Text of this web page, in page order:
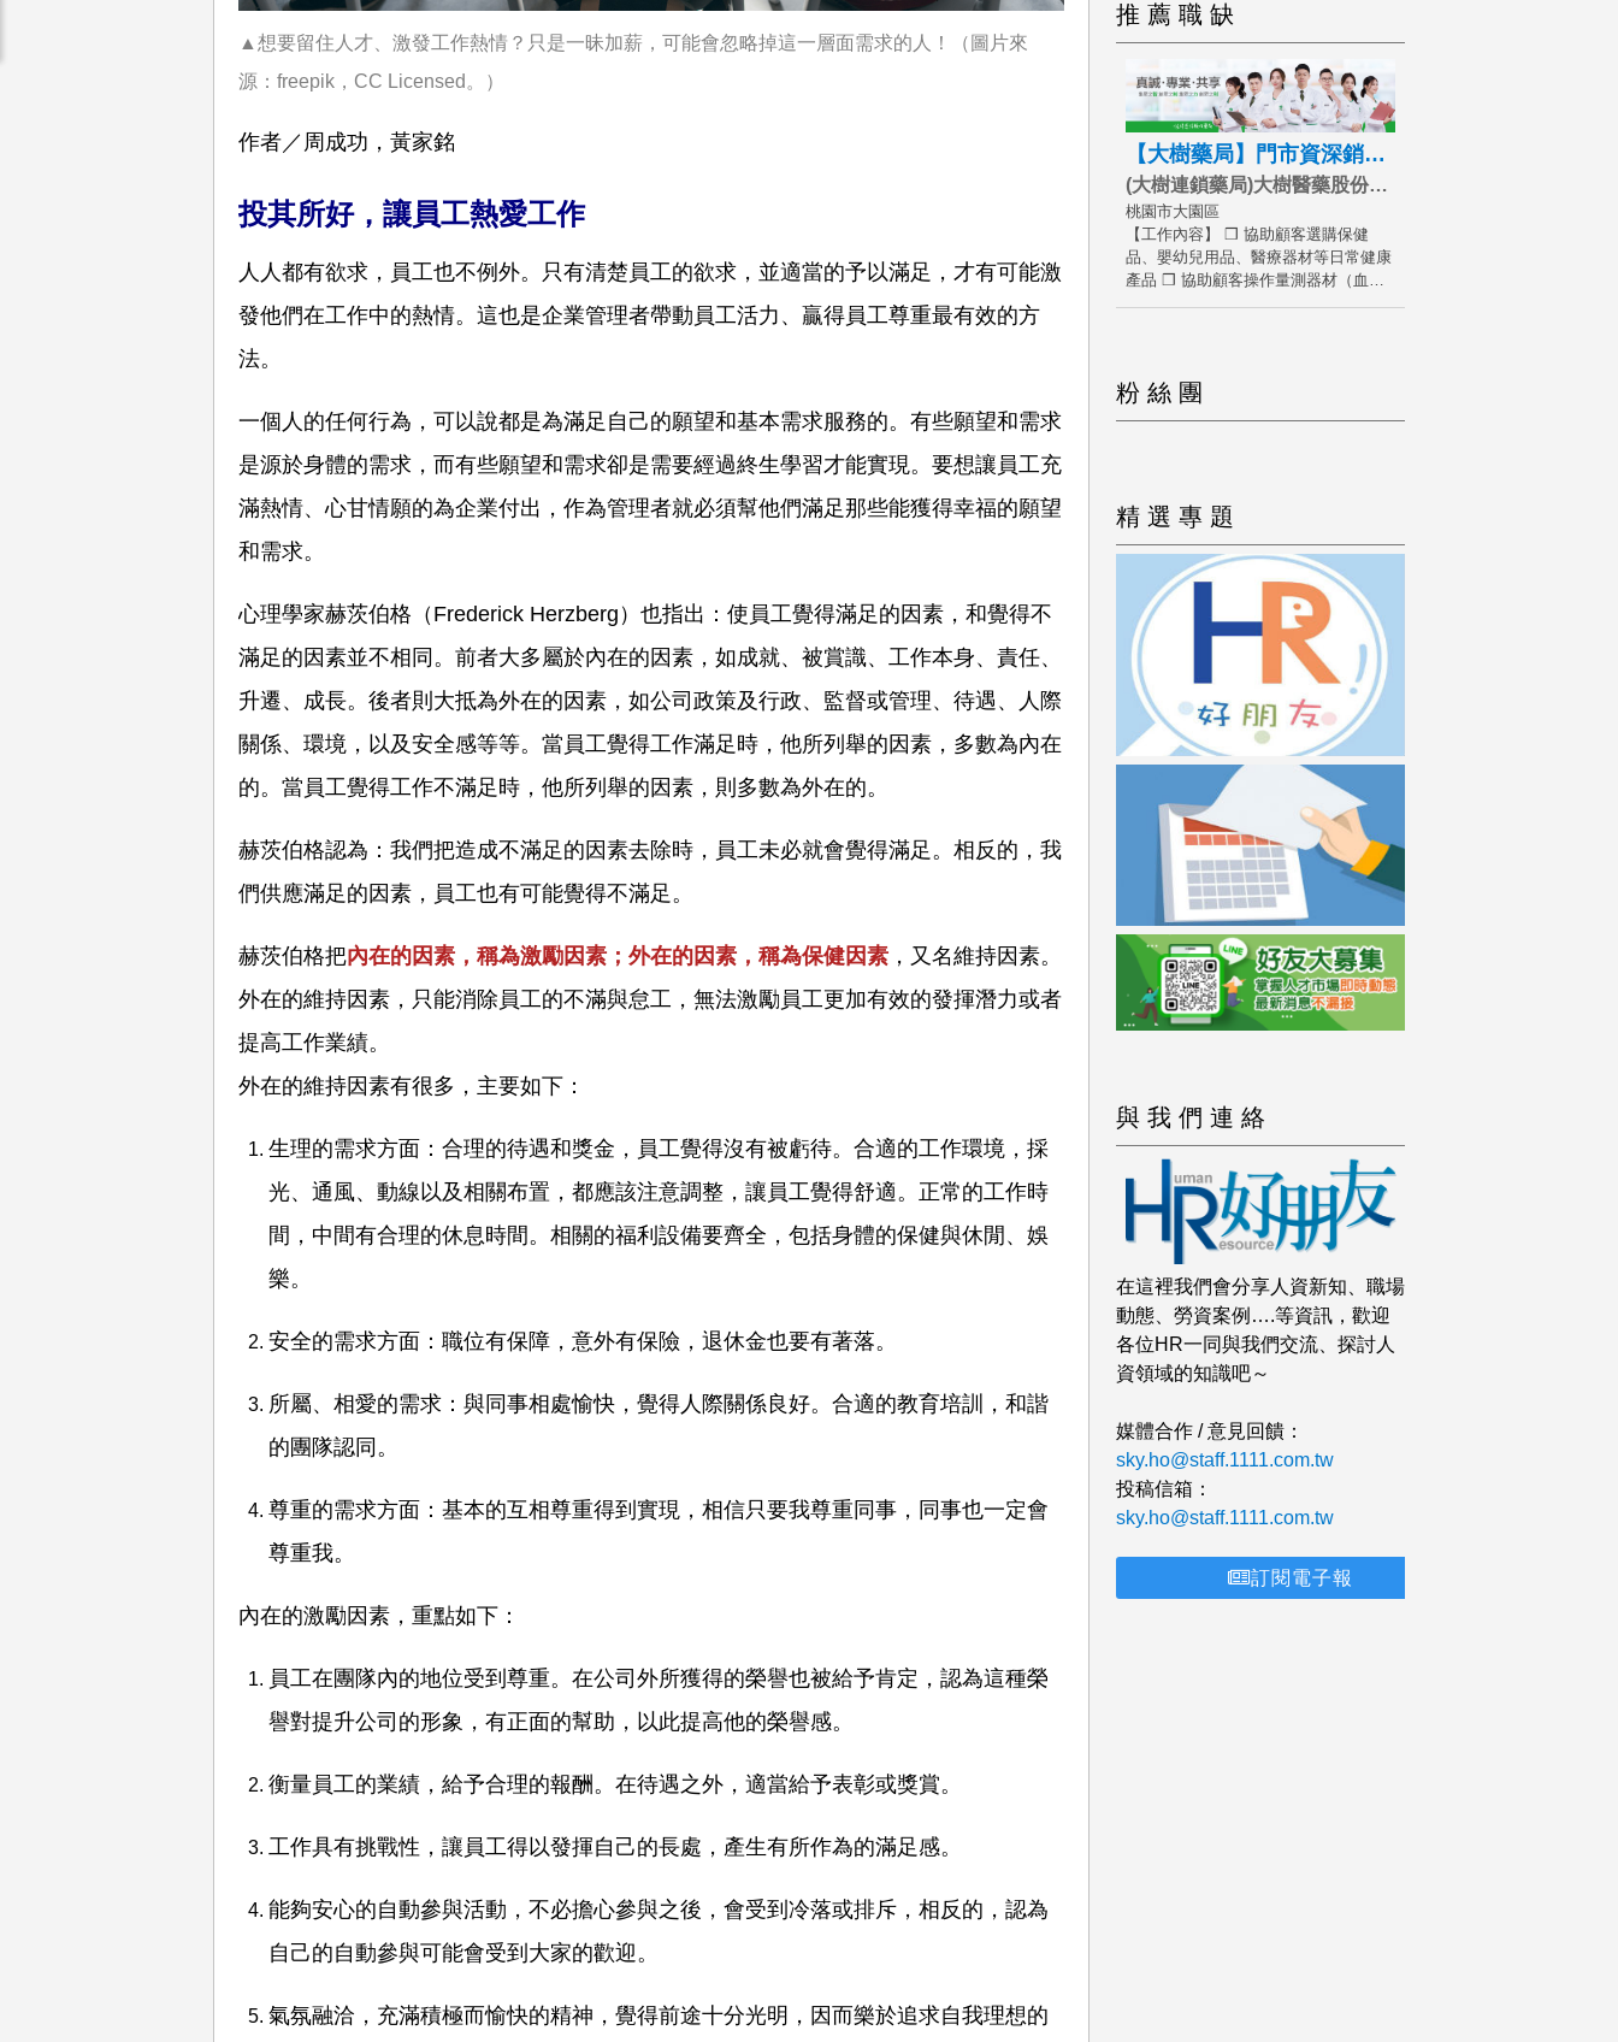
▲想要留住人才、激發工作熱情？只是一昧加薪，可能會忽略掉這一層面需求的人！（圖片來
源： freepik ，CC Licensed。）
作者／周成功，黃家銘
投其所好，讓員工熱愛工作
人人都有欲求，員工也不例外。只有清楚員工的欲求，並適當的予以滿足，才有可能激
發他們在工作中的熱情。這也是企業管理者帶動員工活力、贏得員工尊重最有效的方
法。
一個人的任何行為，可以說都是為滿足自己的願望和基本需求服務的。有些願望和需求
是源於身體的需求，而有些願望和需求卻是需要經過終生學習才能實現。要想讓員工充
滿熱情、心甘情願的為企業付出，作為管理者就必須幫他們滿足那些能獲得幸福的願望
和需求。
心理學家赫茨伯格（Frederick Herzberg）也指出：使員工覺得滿足的因素，和覺得不
滿足的因素並不相同。前者大多屬於內在的因素，如成就、被賞識、工作本身、責任、
升遷、成長。後者則大抵為外在的因素，如公司政策及行政、監督或管理、待遇、人際
關係、環境，以及安全感等等。當員工覺得工作滿足時，他所列舉的因素，多數為內在
的。當員工覺得工作不滿足時，他所列舉的因素，則多數為外在的。
赫茨伯格認為：我們把造成不滿足的因素去除時，員工未必就會覺得滿足。相反的，我
們供應滿足的因素，員工也有可能覺得不滿足。
赫茨伯格把內在的因素，稱為激勵因素；外在的因素，稱為保健因素 ，又名維持因素。
外在的維持因素，只能消除員工的不滿與怠工，無法激勵員工更加有效的發揮潛力或者
提高工作業績。
外在的維持因素有很多，主要如下：
生理的需求方面：合理的待遇和獎金，員工覺得沒有被虧待。合適的工作環境，採
光、通風、動線以及相關布置，都應該注意調整，讓員工覺得舒適。正常的工作時
間，中間有合理的休息時間。相關的福利設備要齊全，包括身體的保健與休閒、娛
樂。
安全的需求方面：職位有保障，意外有保險，退休金也要有著落。
所屬、相愛的需求：與同事相處愉快，覺得人際關係良好。合適的教育培訓，和諧
的團隊認同。
尊重的需求方面：基本的互相尊重得到實現，相信只要我尊重同事，同事也一定會
尊重我。
內在的激勵因素，重點如下：
員工在團隊內的地位受到尊重。在公司外所獲得的榮譽也被給予肯定，認為這種榮
譽對提升公司的形象，有正面的幫助，以此提高他的榮譽感。
衡量員工的業績，給予合理的報酬。在待遇之外，適當給予表彰或獎賞。
工作具有挑戰性，讓員工得以發揮自己的長處，產生有所作為的滿足感。
能夠安心的自動參與活動，不必擔心參與之後，會受到冷落或排斥，相反的，認為
自己的自動參與可能會受到大家的歡迎。
氣氛融洽，充滿積極而愉快的精神，覺得前途十分光明，因而樂於追求自我理想的
推薦職缺
【大樹藥局】門市資深銷售
(大樹連鎖藥局)大樹醫藥股份有限公司
桃園市大園區
【工作內容】 ❒ 協助顧客選購保健
品、嬰幼兒用品、醫療器材等日常健康
產品 ❒ 協助顧客操作量測器材（血
壓、血糖等） ❒ 學習店務營運與管理
※ 實際任用職務與相關條件，將依候選
人之背景、經驗與面談討論結果進行綜
其他門市相關職缺之媒合說明。 其他
門市相關職缺▼▼▼ □【大樹藥局】門
市銷售人員＿起薪 30.5K（無藥局經驗
可，提供完整教育訓練） □【大樹藥
局】門市銷售人員＿起薪 32.5K（歡迎
服務業、餐飲業、百貨業轉任）
粉絲團
精選專題
與我們連絡
在這裡我們會分享人資新知、職場
動態、勞資案例….等資訊，歡迎
各位HR一同與我們交流、探討人
資領域的知識吧～
媒體合作 / 意見回饋：
sky.ho@staff.1111.com.tw
投稿信箱：
sky.ho@staff.1111.com.tw
訂閱電子報